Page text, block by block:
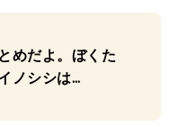
めだよ。ぼくた
ノシシは…